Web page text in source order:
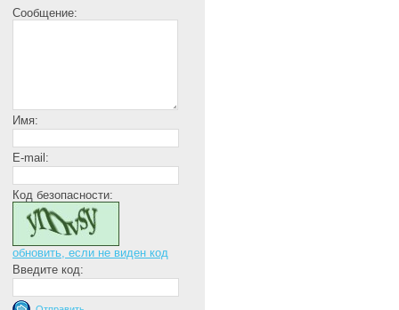
Сообщение:
Имя:
E-mail:
Код безопасности:
обновить, если не виден код
Введите код: